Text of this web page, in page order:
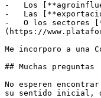
-   Los
-   Las
-   O los sectores
(https://
Me incorporo a una
## Muchas preguntas
No esperen
su sentido inicial,